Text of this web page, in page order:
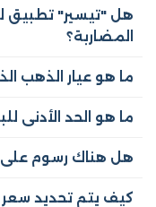
هل "تيسير" تطبيق
المضاربة؟
ما هو عيار الذهب
ما هو الحد الأدنى
هل هناك رسوم على
كيف يتم تحديد